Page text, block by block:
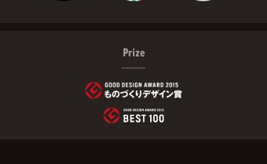
Prize